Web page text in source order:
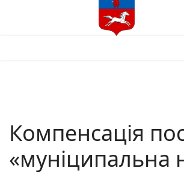
Компенсація
«муніципальна